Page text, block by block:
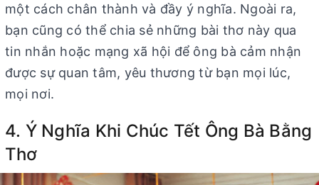
một cách chân thành và đầy ý nghĩa. Ngoài ra,
bạn cũng có thể chia sẻ những bài thơ này qua
tin nhắn hoặc mạng xã hội để ông bà cảm nhận
được sự quan tâm, yêu thương từ bạn mọi lúc,
mọi nơi.
4. Ý Nghĩa Khi Chúc Tết Ông Bà Bằng
Thơ